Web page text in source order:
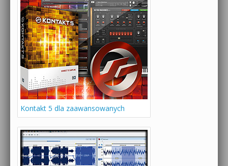
Kontakt 5 dla zaawansowanych